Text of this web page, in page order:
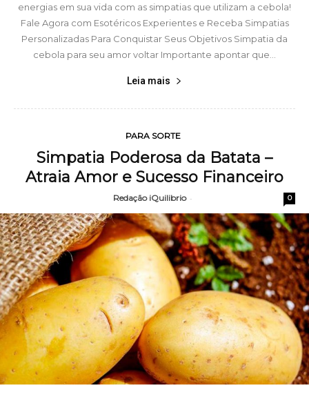
energias em sua vida com as simpatias que utilizam a cebola!
Fale Agora com Esotéricos Experientes e Receba Simpatias
Personalizadas Para Conquistar Seus Objetivos Simpatia da
cebola para seu amor voltar Importante apontar que...
Leia mais
PARA SORTE
Simpatia Poderosa da Batata –
Atraia Amor e Sucesso Financeiro
Redação iQuilibrio - 0